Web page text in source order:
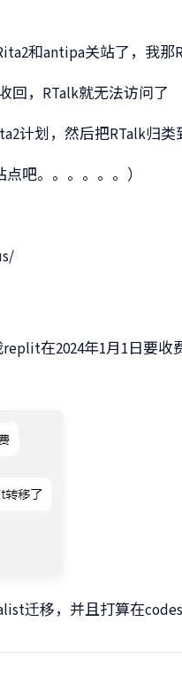
和antipa关站了，我那
回，RTalk就无法访问了
计划，然后把RTalk归类
吧。。。。。。）
在2024年1月1日要收
迁移，并且打算在